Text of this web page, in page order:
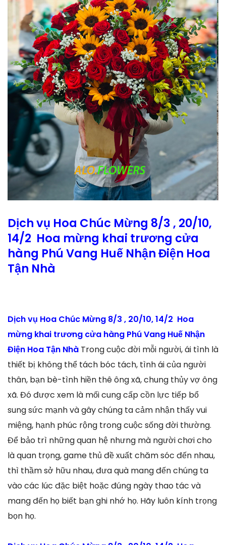
Dịch vụ Hoa Chúc Mừng 8/3 , 20/10,
14/2 Hoa mừng khai trương cửa
hàng Phú Vang Huế Nhận Điện Hoa
Tận Nhà
Dịch vụ Hoa Chúc Mừng 8/3 , 20/10, 14/2 Hoa
mừng khai trương cửa hàng Phú Vang Huế Nhận
Điện Hoa Tận Nhà Trong cuộc đời mỗi người, ái tình là
thiết bị không thể tách bóc tách, tình ái của người
thân, bạn bè-tình hiền thê ông xã, chung thủy vợ ông
xã. Đó được xem là mối cung cấp cồn lực tiếp bổ
sung sức mạnh và gây chúng ta cảm nhận thấy vui
miệng, hạnh phúc rộng trong cuộc sống đời thường.
Để bảo trì những quan hệ nhưng mà người chơi cho
là quan trọng, game thủ đề xuất chăm sóc đến nhau,
thì thầm sở hữu nhau, đưa quà mang đến chúng ta
vào các lúc đặc biệt hoặc đúng ngày thao tác và
mang đến họ biết bạn ghi nhớ họ. Hãy luôn kính trọng
bọn họ.